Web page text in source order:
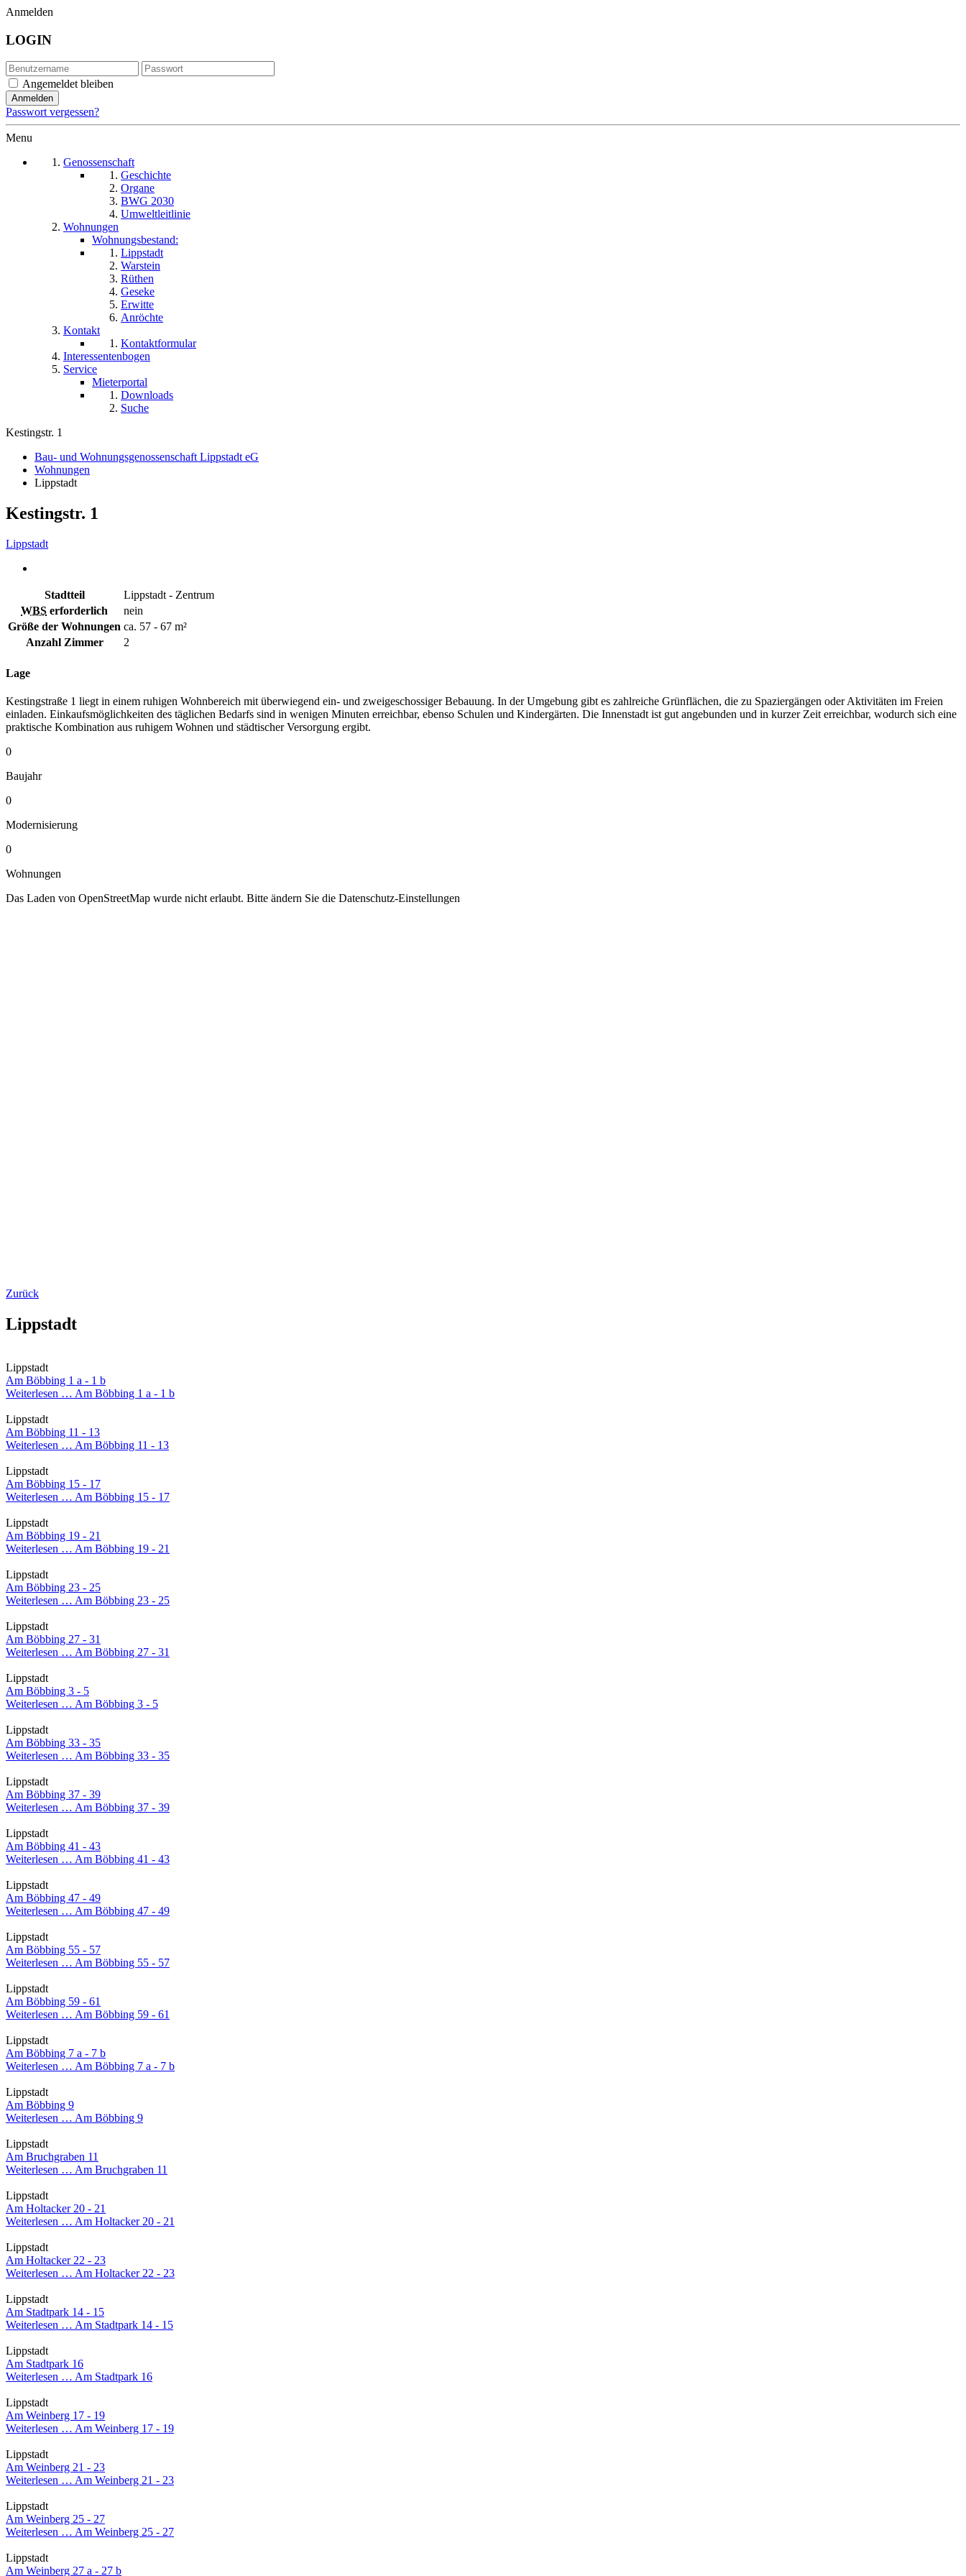
Anmelden
LOGIN
Angemeldet bleiben
Passwort vergessen?
Menu
Genossenschaft
Geschichte
Organe
BWG 2030
Umweltleitlinie
Wohnungen
Wohnungsbestand:
Lippstadt
Warstein
Rüthen
Geseke
Erwitte
Anröchte
Kontakt
Kontaktformular
Interessentenbogen
Service
Mieterportal
Downloads
Suche
Kestingstr. 1
Bau- und Wohnungsgenossenschaft Lippstadt eG
Wohnungen
Lippstadt
Kestingstr. 1
Lippstadt
Stadtteil
Lippstadt - Zentrum
WBS erforderlich
nein
Größe der Wohnungen ca. 57 - 67 m²
Anzahl Zimmer
2
Lage
Kestingstraße 1 liegt in einem ruhigen Wohnbereich mit überwiegend ein- und zweigeschossiger Bebauung. In der Umgebung gibt es zahlreiche Grünflächen, die zu Spaziergängen oder Aktivitäten im Freien
einladen. Einkaufsmöglichkeiten des täglichen Bedarfs sind in wenigen Minuten erreichbar, ebenso Schulen und Kindergärten. Die Innenstadt ist gut angebunden und in kurzer Zeit erreichbar, wodurch sich eine
praktische Kombination aus ruhigem Wohnen und städtischer Versorgung ergibt.
0
Baujahr
0
Modernisierung
0
Wohnungen
Das Laden von OpenStreetMap wurde nicht erlaubt. Bitte ändern Sie die Datenschutz-Einstellungen
Zurück
Lippstadt
Lippstadt
Am Böbbing 1 a - 1 b
Weiterlesen … Am Böbbing 1 a - 1 b
Lippstadt
Am Böbbing 11 - 13
Weiterlesen … Am Böbbing 11 - 13
Lippstadt
Am Böbbing 15 - 17
Weiterlesen … Am Böbbing 15 - 17
Lippstadt
Am Böbbing 19 - 21
Weiterlesen … Am Böbbing 19 - 21
Lippstadt
Am Böbbing 23 - 25
Weiterlesen … Am Böbbing 23 - 25
Lippstadt
Am Böbbing 27 - 31
Weiterlesen … Am Böbbing 27 - 31
Lippstadt
Am Böbbing 3 - 5
Weiterlesen … Am Böbbing 3 - 5
Lippstadt
Am Böbbing 33 - 35
Weiterlesen … Am Böbbing 33 - 35
Lippstadt
Am Böbbing 37 - 39
Weiterlesen … Am Böbbing 37 - 39
Lippstadt
Am Böbbing 41 - 43
Weiterlesen … Am Böbbing 41 - 43
Lippstadt
Am Böbbing 47 - 49
Weiterlesen … Am Böbbing 47 - 49
Lippstadt
Am Böbbing 55 - 57
Weiterlesen … Am Böbbing 55 - 57
Lippstadt
Am Böbbing 59 - 61
Weiterlesen … Am Böbbing 59 - 61
Lippstadt
Am Böbbing 7 a - 7 b
Weiterlesen … Am Böbbing 7 a - 7 b
Lippstadt
Am Böbbing 9
Weiterlesen … Am Böbbing 9
Lippstadt
Am Bruchgraben 11
Weiterlesen … Am Bruchgraben 11
Lippstadt
Am Holtacker 20 - 21
Weiterlesen … Am Holtacker 20 - 21
Lippstadt
Am Holtacker 22 - 23
Weiterlesen … Am Holtacker 22 - 23
Lippstadt
Am Stadtpark 14 - 15
Weiterlesen … Am Stadtpark 14 - 15
Lippstadt
Am Stadtpark 16
Weiterlesen … Am Stadtpark 16
Lippstadt
Am Weinberg 17 - 19
Weiterlesen … Am Weinberg 17 - 19
Lippstadt
Am Weinberg 21 - 23
Weiterlesen … Am Weinberg 21 - 23
Lippstadt
Am Weinberg 25 - 27
Weiterlesen … Am Weinberg 25 - 27
Lippstadt
Am Weinberg 27 a - 27 b